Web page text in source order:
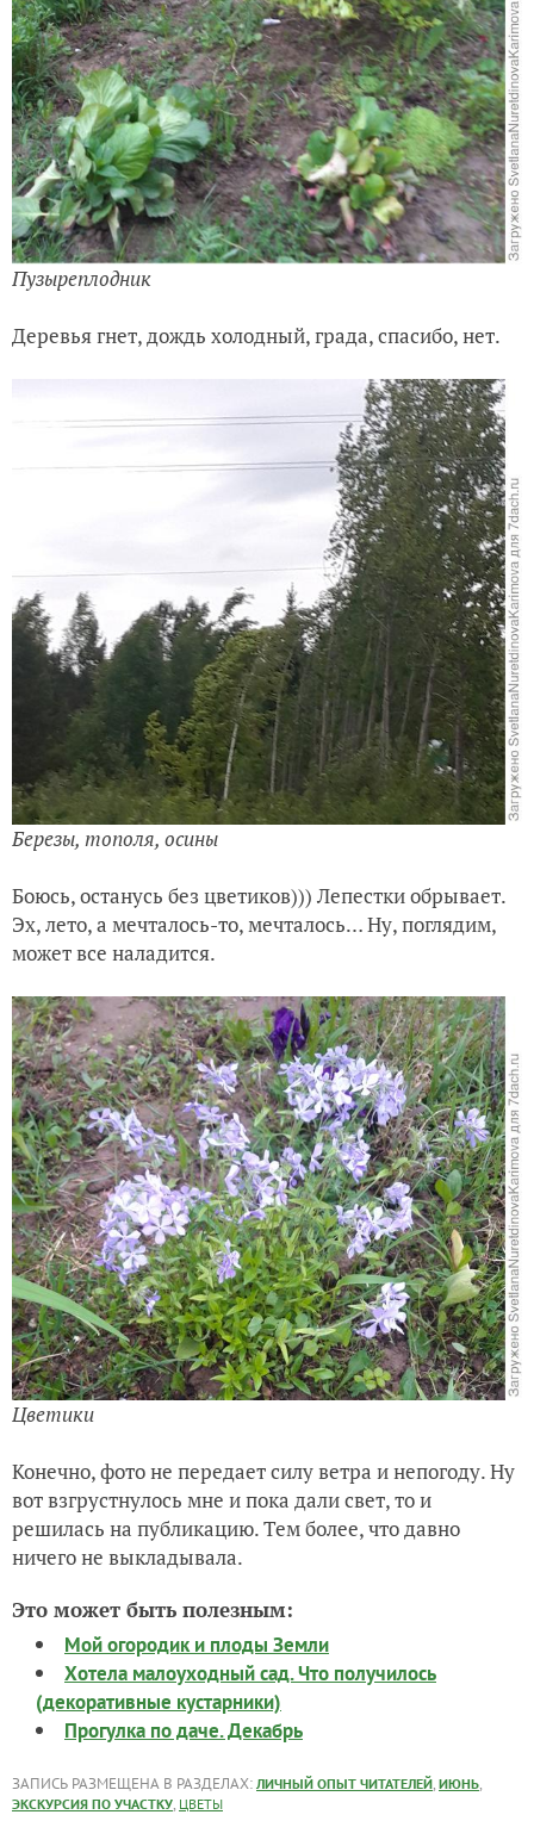
Пузыреплодник
Деревья гнет, дождь холодный, града, спасибо, нет.
Березы, тополя, осины
Боюсь, останусь без цветиков))) Лепестки обрывает.
Эх, лето, а мечталось-то, мечталось… Ну, поглядим,
может все наладится.
Цветики
Конечно, фото не передает силу ветра и непогоду. Ну
вот взгрустнулось мне и пока дали свет, то и
решилась на публикацию. Тем более, что давно
ничего не выкладывала.
Это может быть полезным:
Мой огородик и плоды Земли
Хотела малоуходный сад. Что получилось
(декоративные кустарники)
Прогулка по даче. Декабрь
ЗАПИСЬ РАЗМЕЩЕНА В РАЗДЕЛАХ: ЛИЧНЫЙ ОПЫТ ЧИТАТЕЛЕЙ, ИЮНЬ,
ЭКСКУРСИЯ ПО УЧАСТКУ, ЦВЕТЫ